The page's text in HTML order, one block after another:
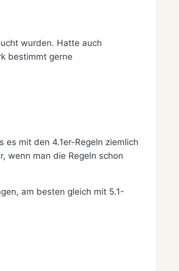
wurden. Hatte auch
bestimmt gerne
mit den 4.1er-Regeln ziemlich
wenn man die Regeln schon
am besten gleich mit 5.1-